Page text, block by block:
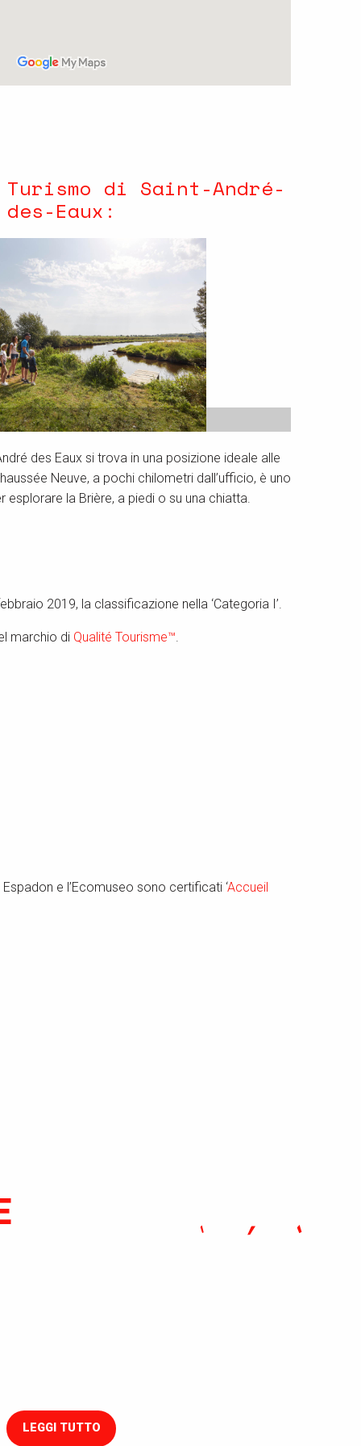
di Saint-André-
des-Eaux:
des Eaux si trova in una posizione ideale alle
Neuve, a pochi chilometri dall’ufficio, è uno
esplorare la Brière, a piedi o su una chiatta.
2019, la classificazione nella ‘Categoria I’.
marchio di Qualité Tourisme™.
e l’Ecomuseo sono certificati ‘Accueil
LEGGI TUTTO